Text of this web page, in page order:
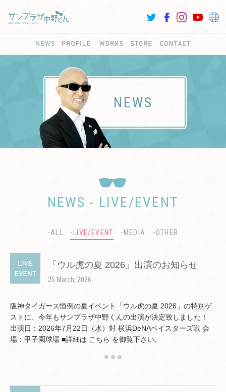
NEWS
NEWS - LIVE/EVENT
-ALL -LIVE/EVENT -MEDIA -OTHER
「ウル虎の夏 2026」出演のお知らせ
25 March, 2026
阪神タイガース恒例の夏イベント「ウル虎の夏 2026」の特別ゲ
ストに、今年もサンプラザ中野くんの出演が決定致しました！
出演日：2026年7月22日（水）対 横浜DeNAベイスターズ戦 会
場：甲子園球場 ■詳細は こちら を御覧下さい。